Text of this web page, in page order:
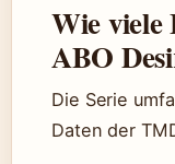
Wie viele
ABO
Die Serie
Daten der